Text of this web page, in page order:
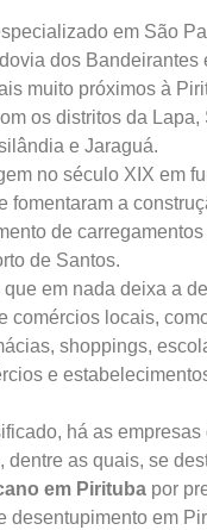
dos Bandeirantes
muito próximos à
os distritos da Lapa,
e Jaraguá.
no século XIX em
fomentaram a
de carregamentos
de Santos.
em nada deixa a
comércios locais,
shoppings,
e
há as empresas
dentre as quais, se
em Pirituba por
desentupimento em